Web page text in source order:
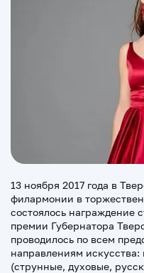
13 ноября 2017 года в
филармонии в
состоялось награждение
премии Губернатора
проводилось по всем
направлениям
(струнные, духовые,